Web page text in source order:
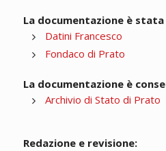
La documentazione è
Datini Francesco
Fondaco di Prato
La documentazione è
Archivio di Stato di Prato
Redazione e revisione: